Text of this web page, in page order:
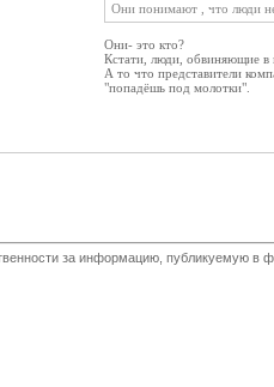
Они понимают , что люди
Они- это кто?
Кстати, люди, обвиняющие в
А то что представители
"попадёшь под молотки".
за информацию, публикуемую